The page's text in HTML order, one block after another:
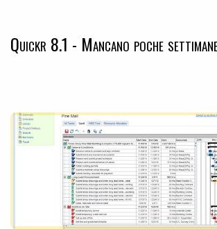
Quickr 8.1 - Mancano poche